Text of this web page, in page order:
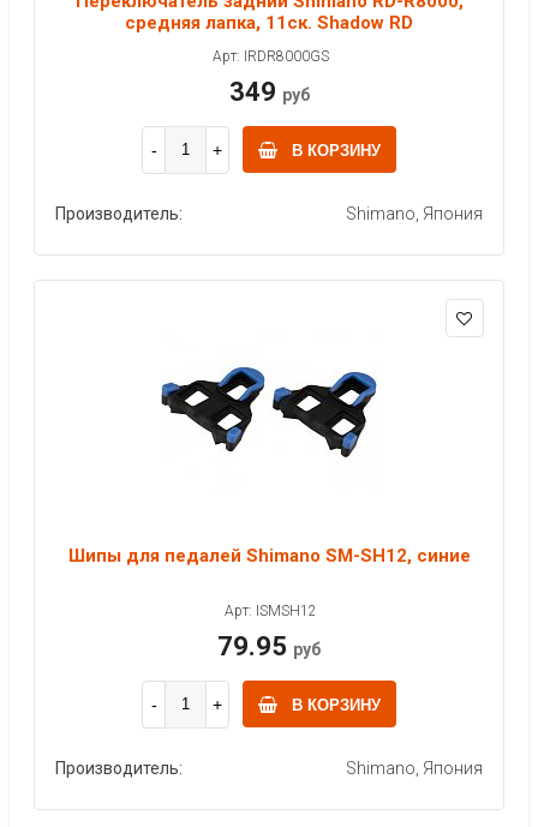
средняя лапка, 11ск. Shadow RD
Арт: IRDR8000GS
349 руб
В КОРЗИНУ
Производитель: Shimano, Япония
Шипы для педалей Shimano SM-SH12, синие
Арт: ISMSH12
79.95 руб
В КОРЗИНУ
Производитель: Shimano, Япония